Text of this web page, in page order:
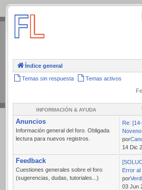
.
Índice general
Temas sin respuesta
Temas activos
INFORMACIÓN & AYUDA
Anuncios
Información general del foro. Obligada
lectura para nuevos registros.
Re:
por
Ver
último
14 Dic
Feedback
Cuestiones generales sobre el foro
(sugerencias, dudas, tutoriales...)
Error al
por
Ver
03 Jun